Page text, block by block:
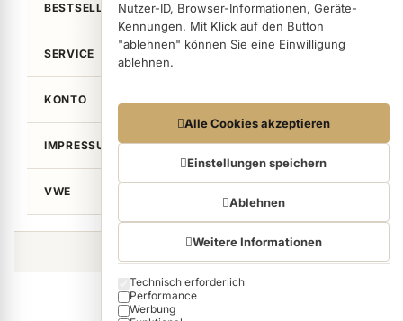
Nutzer-ID, Browser-Informationen, Geräte-
Kennungen. Mit Klick auf den Button
"ablehnen" können Sie eine Einwilligung
ablehnen.
Datennutzungen
Wir arbeiten mit Partnern zusammen, die von
Ihrem Endgerät abgerufene Daten
(Trackingdaten) auch zu eigenen Zwecken
(z.B. Profilbildungen) / zu Zwecken Dritter
sondern auch deren Weiterverarbeitung durch
diese Anbieter einer Einwilligung. Die
Trackingdaten werden erst dann erhoben,
wenn Sie auf den in dem Button "Alle Cookies
Alle Cookies akzeptieren
Einstellungen speichern
Ablehnen
Weitere Informationen
Cookie categories
Technisch erforderlich
Performance
Werbung
BESTSELLER
SERVICE
KONTO
IMPRESSUM / LEGAL
VWE